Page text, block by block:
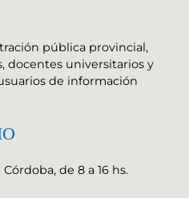
pública provincial,
docentes universitarios y
de información
de 8 a 16 hs.